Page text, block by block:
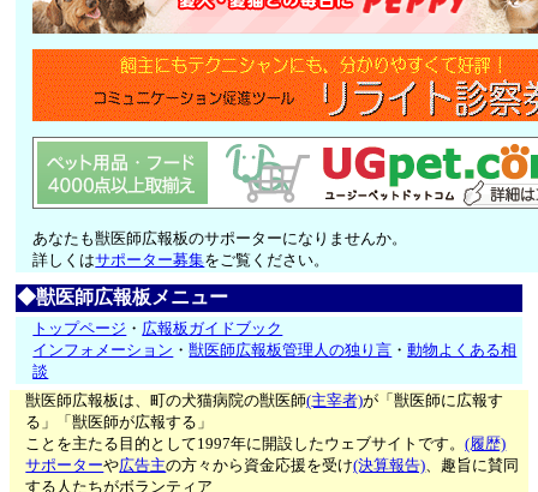
あなたも獣医師広報板のサポーターになりませんか。
詳しくはサポーター募集をご覧ください。
◆獣医師広報板メニュー
トップページ ・ 広報板ガイドブック
インフォメーション ・獣医師広報板管理人の独り言 ・動物よくある相
談
獣医師広報板は、町の犬猫病院の獣医師(主宰者)が「獣医師に広報す
る」「獣医師が広報する」
ことを主たる目的として1997年に開設したウェブサイトです。(履歴)
サポーターや広告主の方々から資金応援を受け(決算報告)、趣旨に賛同
する人たちがボランティア